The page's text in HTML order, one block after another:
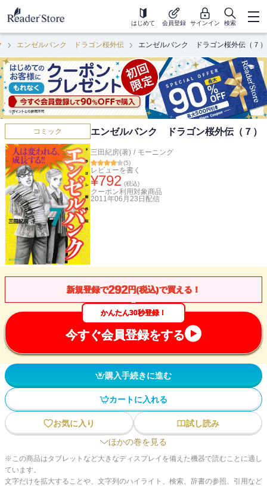
はじめて 会員登録 サインイン 検索
エンゼルバンク ドラゴン桜外伝 エンゼルバンク ドラゴン桜外伝（７）
コミック エンゼルバンク ドラゴン桜外伝（７）
三田紀房(著) / モーニング
(5)
レビューを書く
¥792 (税込)
クーポン利用対象商品
2011年06月23日 配信
新規登録で292円(税込)で買える！
かんたん30秒登録！
今すぐ会員登録をする
購入手続きに進む
カートに入れる
お気に入り
試し読み
ほかの巻を見る
※この商品はタブレットなど大きなディスプレイを備えた機器で読むことに適し
ています。
文字だけを拡大することや、文字列のハイライト、検索、辞書の参照、引用など